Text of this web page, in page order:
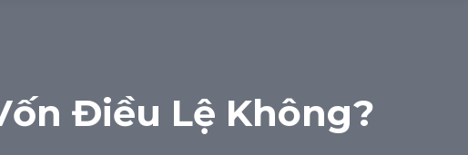
Điều Lệ Không?